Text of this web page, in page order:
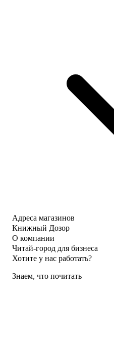
Адреса магазинов
Книжный Дозор
О компании
Читай-город для бизнеса
Хотите у нас работать?
Знаем, что почитать